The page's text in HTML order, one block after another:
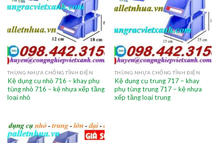
THÙNG NHỰA CHỐNG TĨNH ĐIỆN
Kệ dụng cụ nhỏ 716 – khay phụ
tùng nhỏ 716 – kệ nhựa xếp tầng
loại nhỏ
THÙNG NHỰA CHỐNG TĨNH ĐIỆN
Kệ dụng cụ trung 717 – khay
phụ tùng trung 717 – kệ nhựa
xếp tầng loại trung